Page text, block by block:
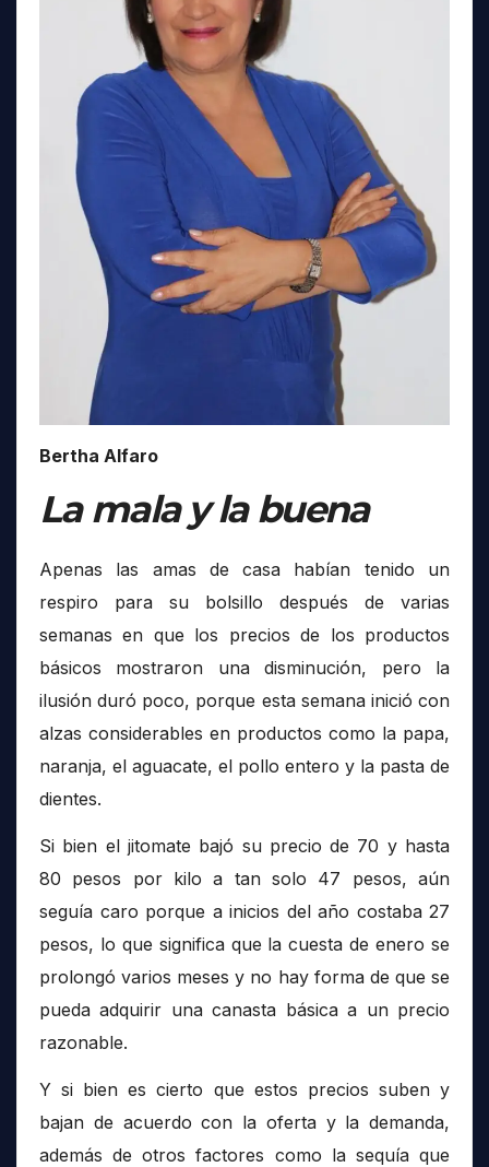
Bertha Alfaro
La mala y la buena
Apenas las amas de casa habían tenido un
respiro para su bolsillo después de varias
semanas en que los precios de los productos
básicos mostraron una disminución, pero la
ilusión duró poco, porque esta semana inició con
alzas considerables en productos como la papa,
naranja, el aguacate, el pollo entero y la pasta de
dientes.
Si bien el jitomate bajó su precio de 70 y hasta
80 pesos por kilo a tan solo 47 pesos, aún
seguía caro porque a inicios del año costaba 27
pesos, lo que significa que la cuesta de enero se
prolongó varios meses y no hay forma de que se
pueda adquirir una canasta básica a un precio
razonable.
Y si bien es cierto que estos precios suben y
bajan de acuerdo con la oferta y la demanda,
además de otros factores como la sequía que